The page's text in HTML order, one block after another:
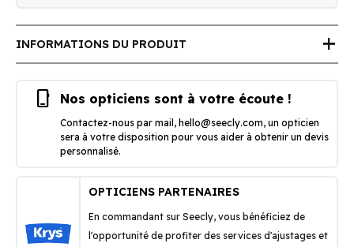
INFORMATIONS DU PRODUIT add
phone_iphone Nos opticiens sont à votre écoute !
Contactez-nous par mail, hello@seecly.com, un opticien
sera à votre disposition pour vous aider à obtenir un devis
personnalisé.
OPTICIENS PARTENAIRES
En commandant sur Seecly, vous bénéficiez de
l'opportunité de profiter des services d'ajustages et